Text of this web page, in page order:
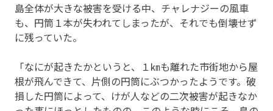
島全体が大きな被害を受ける中、チャレナジーの風車
も、円筒１本が失われてしまったが、それでも倒壊せず
に残っていた。
「なにが起きたかというと、１㎞も離れた市街地から屋
根が飛んできて、片側の円筒にぶつかったようです。破
損した円筒によって、けが人などの二次被害が起きなか